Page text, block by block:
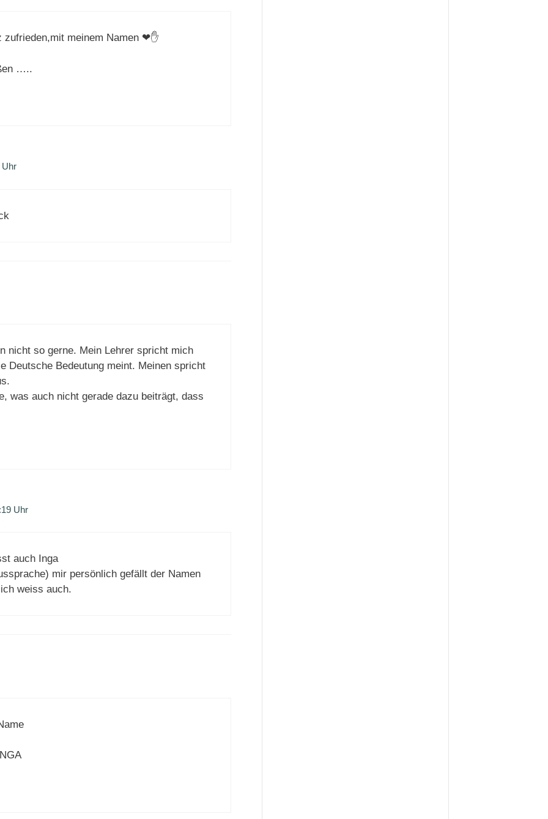
zufrieden,mit meinem Namen ❤✋
…..
Uhr
nicht so gerne. Mein Lehrer spricht mich
Deutsche Bedeutung meint. Meinen spricht
was auch nicht gerade dazu beiträgt, dass
Uhr
auch Inga
mir persönlich gefällt der Namen
weiss auch.